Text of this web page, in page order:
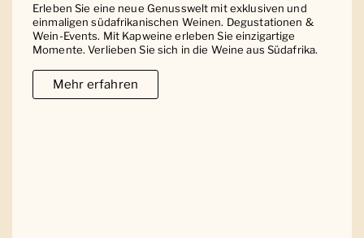
Erleben Sie eine neue Genusswelt mit exklusiven und
einmaligen südafrikanischen Weinen. Degustationen &
Wein-Events. Mit Kapweine erleben Sie einzigartige
Momente. Verlieben Sie sich in die Weine aus Südafrika.
Mehr erfahren